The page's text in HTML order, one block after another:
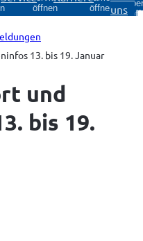
öffnen
öffnenuns
13. bis 19. Januar
und
bis 19.